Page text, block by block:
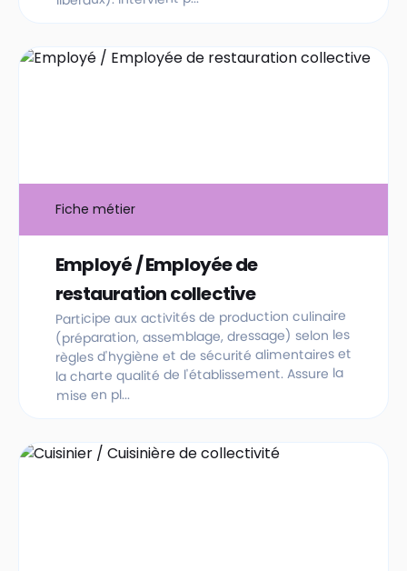
Fiche métier
Employé / Employée de
restauration collective
Participe aux activités de production culinaire
(préparation, assemblage, dressage) selon les
règles d'hygiène et de sécurité alimentaires et
la charte qualité de l'établissement. Assure la
mise en pl...